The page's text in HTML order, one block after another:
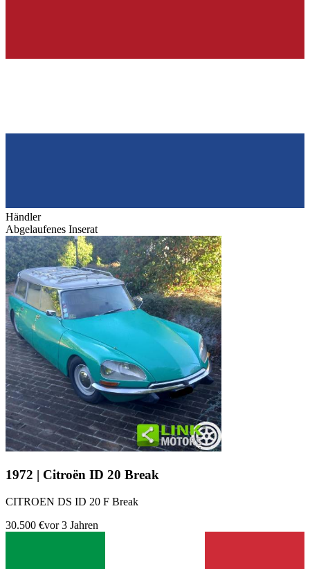
Händler
Abgelaufenes Inserat
1972 | Citroën ID 20 Break
CITROEN DS ID 20 F Break
30.500 €vor 3 Jahren